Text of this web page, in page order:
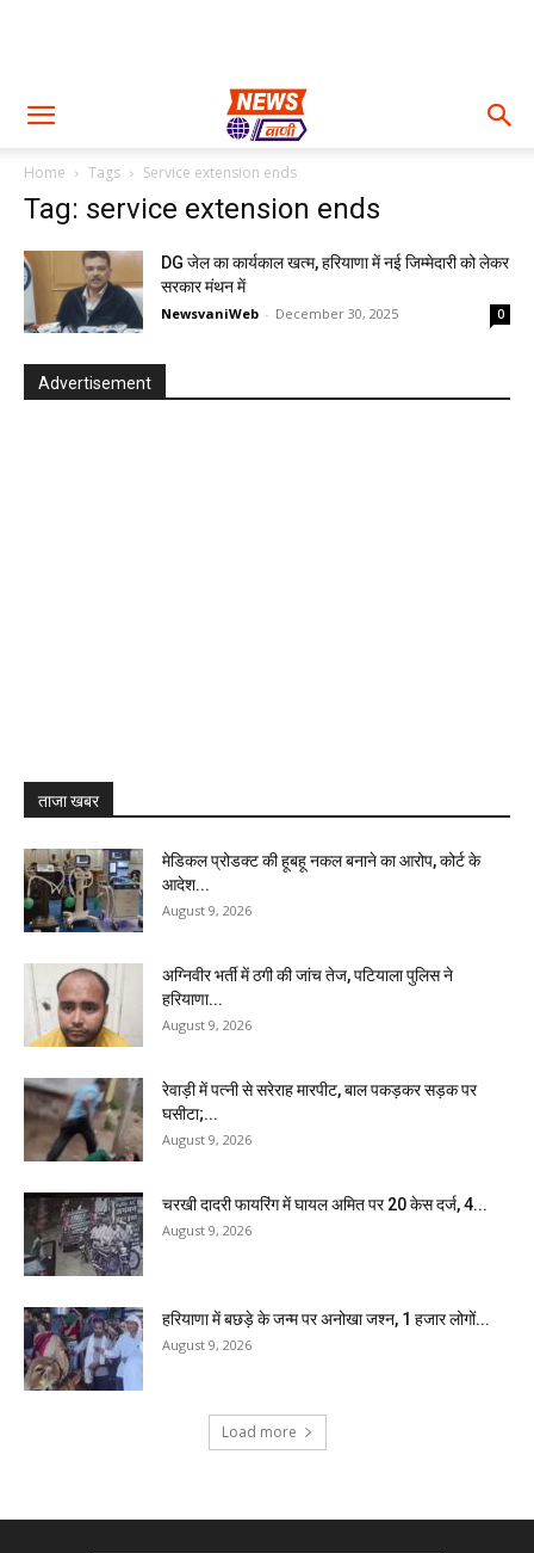
Home Tags Service extension ends
Tag: service extension ends
DG जेल का कार्यकाल खत्म, हरियाणा में नई जिम्मेदारी को लेकर
सरकार मंथन में
NewsvaniWeb - December 30, 2025 0
Advertisement
ताजा खबर
मेडिकल प्रोडक्ट की हूबहू नकल बनाने का आरोप, कोर्ट के
आदेश...
August 9, 2026
अग्निवीर भर्ती में ठगी की जांच तेज, पटियाला पुलिस ने
हरियाणा...
August 9, 2026
रेवाड़ी में पत्नी से सरेराह मारपीट, बाल पकड़कर सड़क पर
घसीटा;...
August 9, 2026
चरखी दादरी फायरिंग में घायल अमित पर 20 केस दर्ज, 4...
August 9, 2026
हरियाणा में बछड़े के जन्म पर अनोखा जश्न, 1 हजार लोगों...
August 9, 2026
Load more